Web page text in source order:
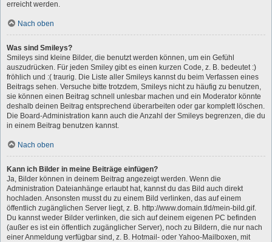
erreicht werden.
Nach oben
Was sind Smileys?
Smileys sind kleine Bilder, die benutzt werden können, um ein Gefühl
auszudrücken. Für jeden Smiley gibt es einen kurzen Code, z. B. bedeutet :)
fröhlich und :( traurig. Die Liste aller Smileys kannst du beim Verfassen eines
Beitrags sehen. Versuche bitte trotzdem, Smileys nicht zu häufig zu benutzen,
sie können einen Beitrag schnell unlesbar machen und ein Moderator könnte
deshalb deinen Beitrag entsprechend überarbeiten oder gar komplett löschen.
Die Board-Administration kann auch die Anzahl der Smileys begrenzen, die du
in einem Beitrag benutzen kannst.
Nach oben
Kann ich Bilder in meine Beiträge einfügen?
Ja, Bilder können in deinem Beitrag angezeigt werden. Wenn die
Administration Dateianhänge erlaubt hat, kannst du das Bild auch direkt
hochladen. Ansonsten musst du zu einem Bild verlinken, das auf einem
öffentlich zugänglichen Server liegt, z. B. http://www.domain.tld/mein-bild.gif.
Du kannst weder Bilder verlinken, die sich auf deinem eigenen PC befinden
(außer es ist ein öffentlich zugänglicher Server), noch zu Bildern, die nur nach
einer Anmeldung verfügbar sind, z. B. Hotmail- oder Yahoo-Mailboxen, mit